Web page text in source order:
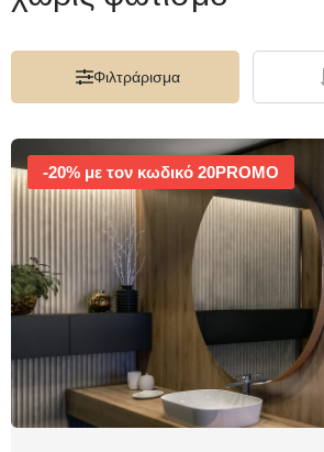
Φιλτράρισμα
-20% με τον κωδικό 20PROMO